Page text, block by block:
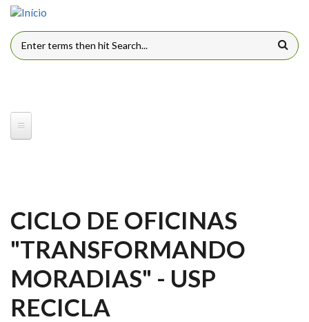
Pular para o conteúdo principal
FORMULÁRIO DE BUSCA
CICLO DE OFICINAS
"TRANSFORMANDO
MORADIAS" - USP
RECICLA